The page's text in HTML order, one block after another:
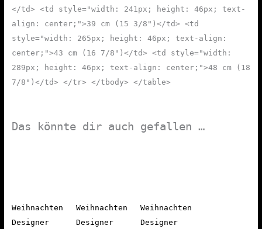
</td> <td style="width: 241px; height: 46px; text-
align: center;">39 cm (15 3/8")</td> <td
style="width: 265px; height: 46px; text-align:
center;">43 cm (16 7/8")</td> <td style="width:
289px; height: 46px; text-align: center;">48 cm (18
7/8")</td> </tr> </tbody> </table>
Das könnte dir auch gefallen …
Weihnachten
Designer
Weihnachten
Designer
Weihnachten
Designer